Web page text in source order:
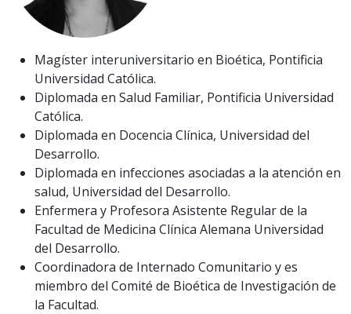
Magíster interuniversitario en Bioética, Pontificia
Universidad Católica.
Diplomada en Salud Familiar, Pontificia Universidad
Católica.
Diplomada en Docencia Clínica, Universidad del
Desarrollo.
Diplomada en infecciones asociadas a la atención en
salud, Universidad del Desarrollo.
Enfermera y Profesora Asistente Regular de la
Facultad de Medicina Clínica Alemana Universidad
del Desarrollo.
Coordinadora de Internado Comunitario y es
miembro del Comité de Bioética de Investigación de
la Facultad.